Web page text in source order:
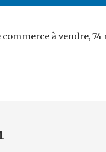
commerce à vendre,